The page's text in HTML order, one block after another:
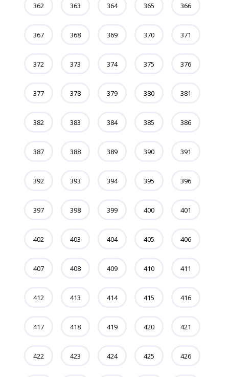
362 363 364 365 366
367 368 369 370 371
372 373 374 375 376
377 378 379 380 381
382 383 384 385 386
387 388 389 390 391
392 393 394 395 396
397 398 399 400 401
402 403 404 405 406
407 408 409 410 411
412 413 414 415 416
417 418 419 420 421
422 423 424 425 426